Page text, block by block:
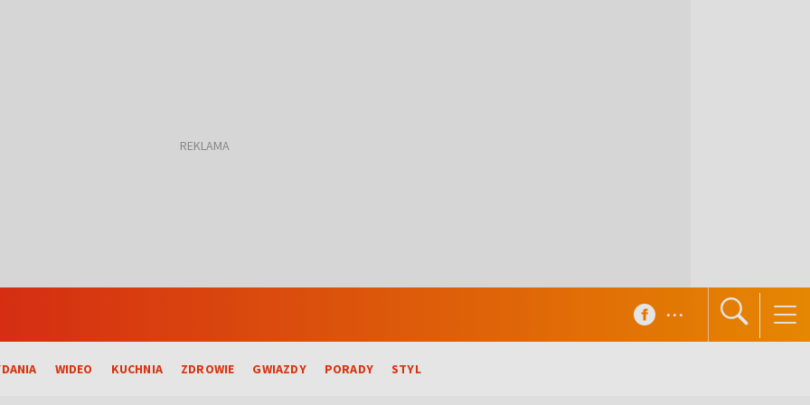
WIDEO KUCHNIA ZDROWIE GWIAZDY PORADY STYL
...